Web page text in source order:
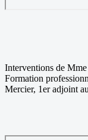
Interventions de
Formation
Mercier, 1er adjoint